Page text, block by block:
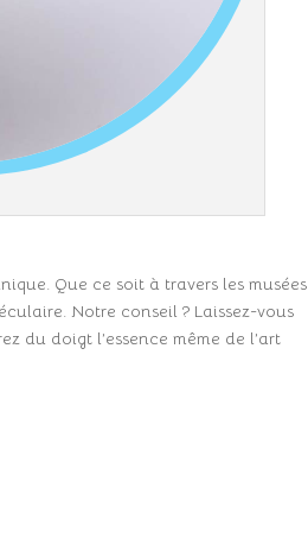
Que ce soit à travers les musées
Notre conseil ? Laissez-vous
du doigt l’essence même de l’art